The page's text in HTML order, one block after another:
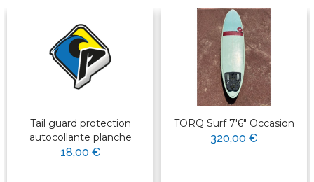
Tail guard protection
autocollante planche
18,00 €
TORQ Surf 7'6" Occasion
320,00 €